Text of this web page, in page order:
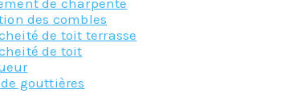
de charpente
des combles
de toit terrasse
de toit
de gouttières